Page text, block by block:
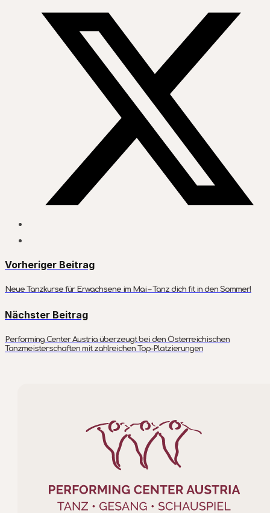
Vorheriger Beitrag
Neue Tanzkurse für Erwachsene im Mai – Tanz dich fit in den Sommer!
Nächster Beitrag
Performing Center Austria überzeugt bei den Österreichischen
Tanzmeisterschaften mit zahlreichen Top-Platzierungen